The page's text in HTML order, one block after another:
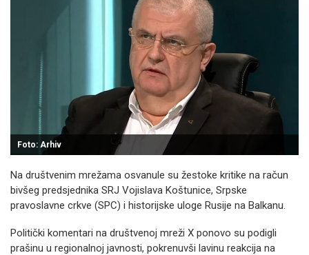
Foto: Arhiv
Na društvenim mrežama osvanule su žestoke kritike na račun
bivšeg predsjednika SRJ Vojislava Koštunice, Srpske
pravoslavne crkve (SPC) i historijske uloge Rusije na Balkanu.
Politički komentari na društvenoj mreži X ponovo su podigli
prašinu u regionalnoj javnosti, pokrenuvši lavinu reakcija na